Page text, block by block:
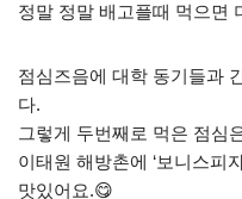
정말 정말 배고플때 먹으면
점심즈음에 대학 동기들과
다.
그렇게 두번째로 먹은 점
이태원 해방촌에 ‘보니스피
맛있어요.😋